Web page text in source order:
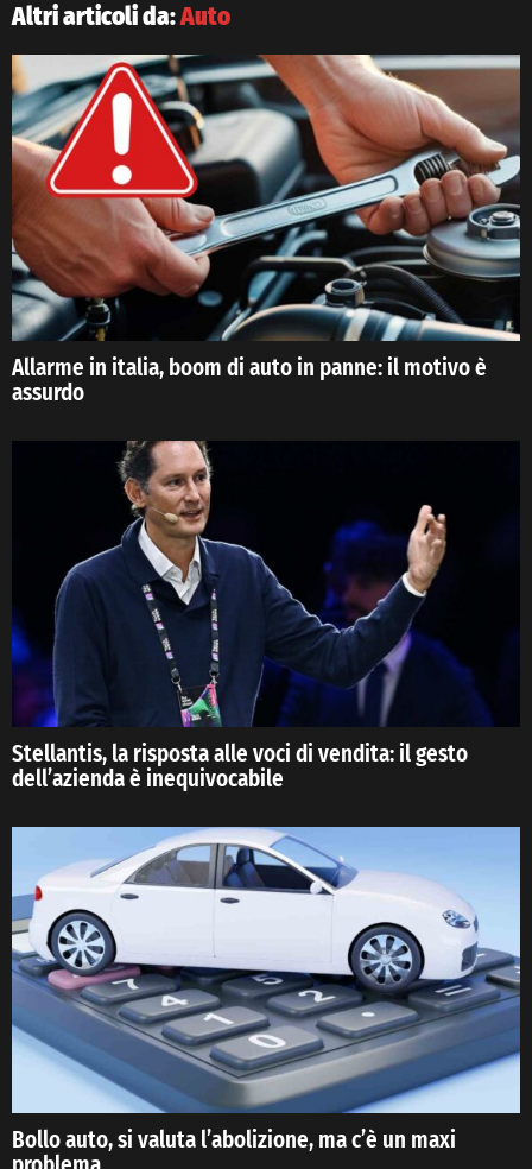
Altri articoli da:Auto
Allarme in italia, boom di auto in panne: il motivo è
assurdo
Stellantis, la risposta alle voci di vendita: il gesto
dell’azienda è inequivocabile
Bollo auto, si valuta l’abolizione, ma c’è un maxi